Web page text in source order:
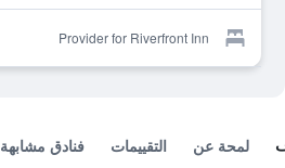
Provider for Riverfront Inn
لمحة عن التقييمات فنادق مشابهة